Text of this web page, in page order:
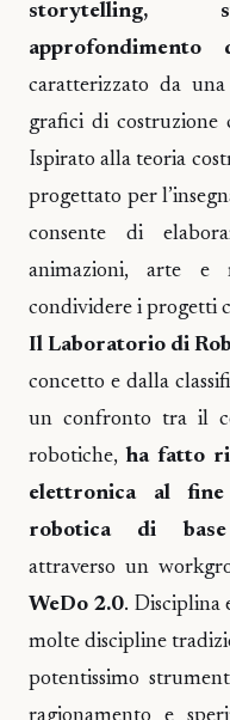
storytelling,
approfondimento
caratterizzato da
grafici di costruzione
Ispirato alla teoria
progettato per
consente di
animazioni, arte e
condividere i progetti
Il Laboratorio di
concetto e dalla
un confronto tra il
robotiche, ha fatto
elettronica al
robotica di base
attraverso un
WeDo 2.0. Disciplina
molte discipline
potentissimo